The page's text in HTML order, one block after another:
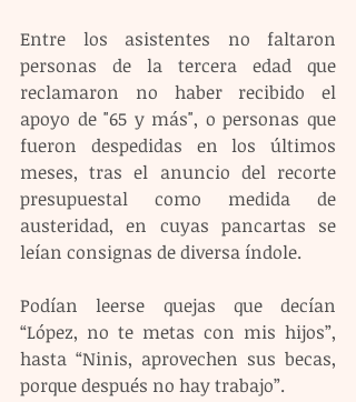
Entre los asistentes no faltaron
personas de la tercera edad que
reclamaron no haber recibido el
apoyo de "65 y más", o personas que
fueron despedidas en los últimos
meses, tras el anuncio del recorte
presupuestal como medida de
austeridad, en cuyas pancartas se
leían consignas de diversa índole.
Podían leerse quejas que decían
“López, no te metas con mis hijos”,
hasta “Ninis, aprovechen sus becas,
porque después no hay trabajo”.